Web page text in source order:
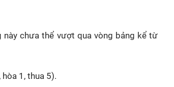
này chưa thể vượt qua vòng bảng kể từ
1, thua 5).